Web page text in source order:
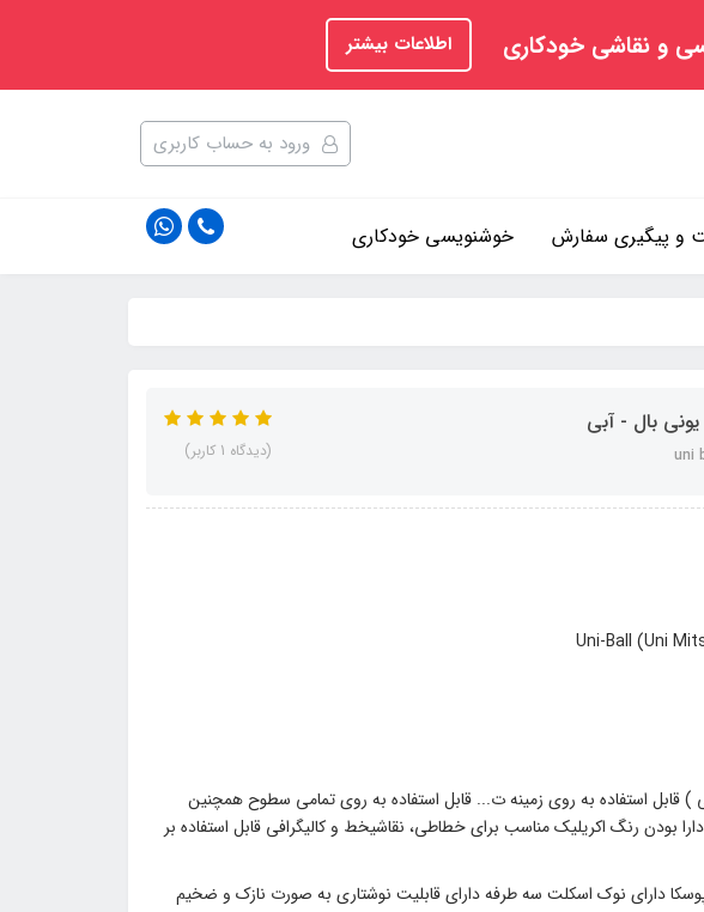
و نقاشی خودکاری اطلاعات بیشتر
ورود به حساب کاربری
و پیگیری سفارش خوشنویسی خودکاری
uni (دیدگاه 1 کاربر)
استفاده به روی زمینه ت... قابل استفاده به روی تمامی سطوح همچنین
بودن رنگ اکریلیک مناسب برای خطاطی، نقاشیخط و کالیگرافی قابل استفاده بر
دارای نوک اسکلت سه طرفه دارای قابلیت نوشتاری به صورت نازک و ضخیم